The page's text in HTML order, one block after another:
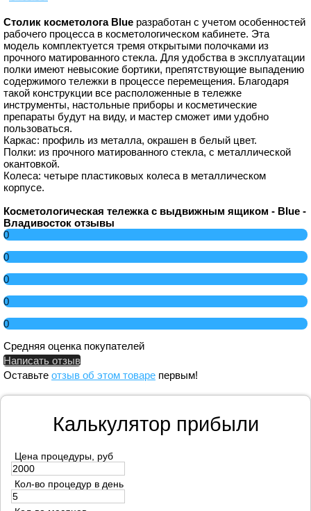
Столик косметолога Blue разработан с учетом особенностей
рабочего процесса в косметологическом кабинете. Эта
модель комплектуется тремя открытыми полочками из
прочного матированного стекла. Для удобства в эксплуатации
полки имеют невысокие бортики, препятствующие выпадению
содержимого тележки в процессе перемещения. Благодаря
такой конструкции все расположенные в тележке
инструменты, настольные приборы и косметические
препараты будут на виду, и мастер сможет ими удобно
пользоваться.
Каркас: профиль из металла, окрашен в белый цвет.
Полки: из прочного матированного стекла, с металлической
окантовкой.
Колеса: четыре пластиковых колеса в металлическом
корпусе.
Косметологическая тележка с выдвижным ящиком - Blue -
Владивосток отзывы
0
0
0
0
0
Средняя оценка покупателей
Написать отзыв
Оставьте отзыв об этом товаре первым!
Калькулятор прибыли
Цена процедуры, руб
Кол-во процедур в день